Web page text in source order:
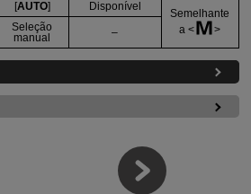
AUTO] Disponível
Semelhante
a
Seleção
manual
–